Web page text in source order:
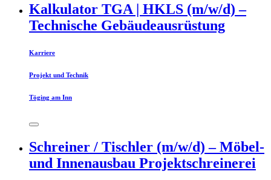
Kalkulator TGA | HKLS (m/w/d) –
Technische Gebäudeausrüstung
Karriere
Projekt und Technik
Töging am Inn
Schreiner / Tischler (m/w/d) – Möbel-
und Innenausbau Projektschreinerei